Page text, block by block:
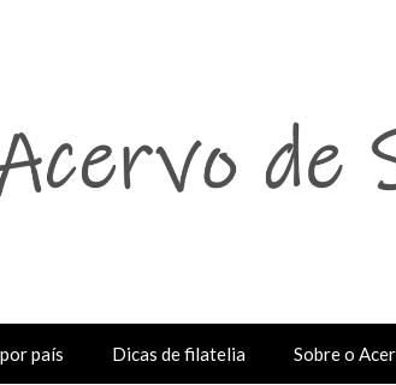
país Dicas de filatelia Sobre o